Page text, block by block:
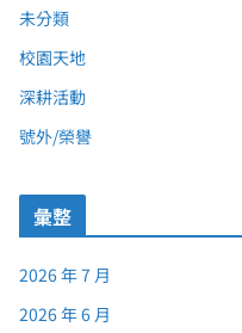
未分類
校園天地
深耕活動
號外/榮譽
彙整
2026 年 7 月
2026 年 6 月